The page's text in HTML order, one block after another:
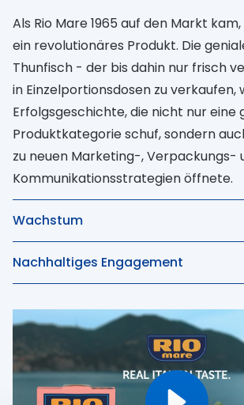
Als Rio Mare 1965 auf den Markt
ein revolutionäres Produkt. Die
Thunfisch - der bis dahin nur frisch
in Einzelportionsdosen zu verkaufen,
Erfolgsgeschichte, die nicht nur eine
Produktkategorie schuf, sondern
zu neuen Marketing-, Verpackungs-
Kommunikationsstrategien öffnete.
Wachstum
Nachhaltiges Engagement